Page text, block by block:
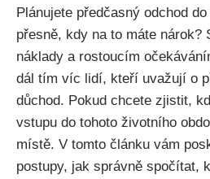
Plánujete předčasný odchod
přesně, kdy na to máte
náklady a rostoucím
dál tím víc lidí, kteří uvažují o
důchod. Pokud chcete zjistit,
vstupu do tohoto životního
místě. V tomto článku vám
postupy, jak správně spočítat,